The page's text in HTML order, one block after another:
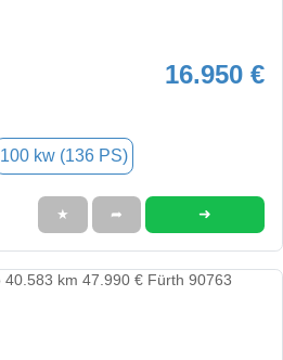
16.950 €
100 kw (136 PS)
★ ➦ ➜